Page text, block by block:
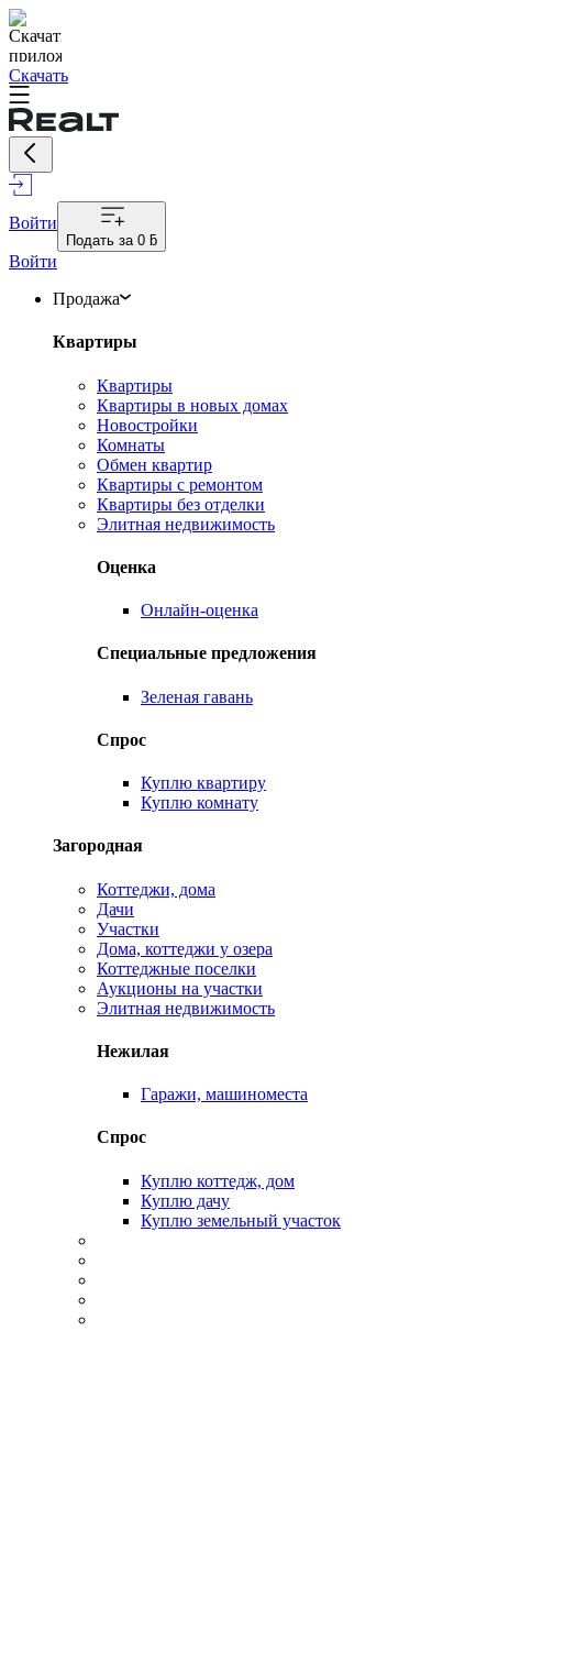
Скачать
Войти
Подать за 0 ƃ
Войти
Продажа
Квартиры
Квартиры
Квартиры в новых домах
Новостройки
Комнаты
Обмен квартир
Квартиры с ремонтом
Квартиры без отделки
Элитная недвижимость
Оценка
Онлайн-оценка
Специальные предложения
Зеленая гавань
Спрос
Куплю квартиру
Куплю комнату
Загородная
Коттеджи, дома
Дачи
Участки
Дома, коттеджи у озера
Коттеджные поселки
Аукционы на участки
Элитная недвижимость
Нежилая
Гаражи, машиноместа
Спрос
Куплю коттедж, дом
Куплю дачу
Куплю земельный участок